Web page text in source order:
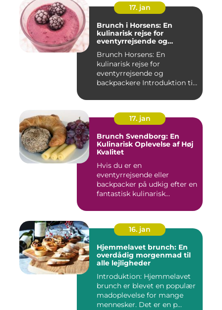
17. jan
Brunch i Horsens: En
kulinarisk rejse for
eventyrrejsende og
Brunch Horsens: En
kulinarisk rejse for
eventyrrejsende og
backpackere Introduktion til
17. jan
Brunch Svendborg: En
Kulinarisk Oplevelse af Høj
Kvalitet
Hvis du er en
eventyrrejsende eller
backpacker på udkig efter en
fantastisk kulinarisk
16. jan
Hjemmelavet brunch: En
overdådig morgenmad til
alle lejligheder
Introduktion: Hjemmelavet
brunch er blevet en populær
madoplevelse for mange
mennesker. Det er en p...